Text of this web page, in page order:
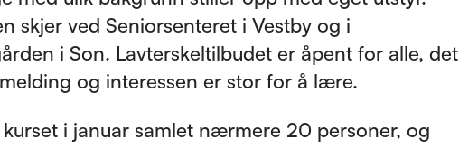
skjer ved Seniorsenteret i Vestby og i
i Son. Lavterskeltilbudet er åpent for alle, det
og interessen er stor for å lære.
i januar samlet nærmere 20 personer, og